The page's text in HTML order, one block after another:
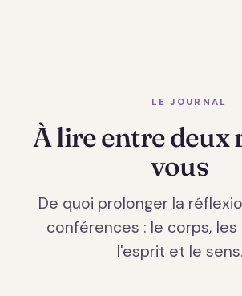
LE JOURNAL
À lire entre deux
vous
De quoi prolonger la
conférences : le corps, les
l'esprit et le sens.